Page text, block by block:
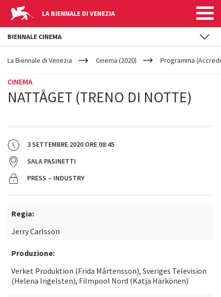
LA BIENNALE DI VENEZIA
YOUR
ARE
La Biennale di Venezia Cinema (2020) Programma
CINEMA
NATTÅGET (TRENO DI NOTTE)
3 SETTEMBRE 2020 ORE 08:45
SALA PASINETTI
PRESS – INDUSTRY
Regia:
Jerry Carlsson
Produzione:
Verket Produktion (Frida Mârtensson), Sveriges Television
(Helena Ingelsten), Filmpool Nord (Katja Härkönen)
BIENNALE CINEMA